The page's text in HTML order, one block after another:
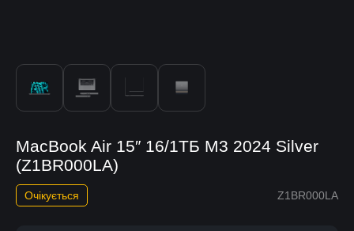
MacBook Air 15″ 16/1TБ M3 2024 Silver
(Z1BR000LA)
Z1BR000LA
Очікується